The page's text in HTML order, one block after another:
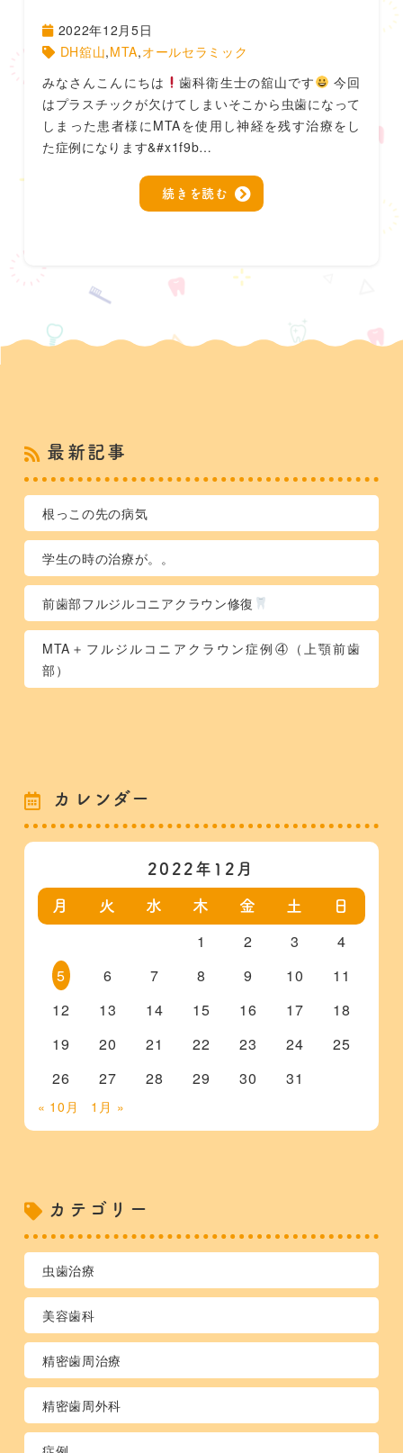
2022年12月5日
DH舘山,MTA,オールセラミック
みなさんこんにちは
歯科衛生士の舘山です
今回
はプラスチックが欠けてしまいそこから虫歯になって
しまった患者様にMTAを使用し神経を残す治療をし
た症例になります&#x1f9b…
続きを読む
最新記事
根っこの先の病気
学生の時の治療が。。
前歯部フルジルコニアクラウン修復
MTA＋フルジルコニアクラウン症例④（上顎前歯
部）
カレンダー
2022年12月
月 火 水 木 金 土 日
1 2 3
4
5
6 7 8 9 10
11
12
13 14 15 16 17
18
19
20 21 22 23 24
25
26
27 28 29 30 31
« 10月 1月 »
カテゴリー
虫歯治療
美容歯科
精密歯周治療
精密歯周外科